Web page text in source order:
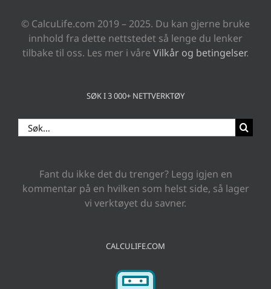
© CalcuLife.com 2019 – 2025. Du kan gjerne bruke
innhold fra dette nettstedet så lenge du lenker
tilbake til oss. Les mer i våre Vilkår og betingelser.
SØK I 3 000+ NETTVERKTØY
Search
for:
Fant du ikke det du trenger? Legg igjen en
kommentar på en hvilken som helst side, så lager
vi verktøyet du savner.
CALCULIFE.COM